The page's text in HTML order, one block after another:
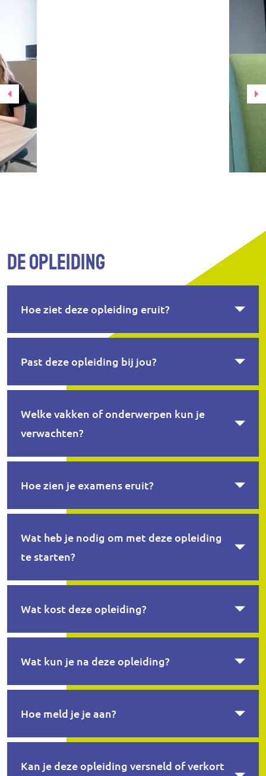
De opleiding
Hoe ziet deze opleiding eruit?
Past deze opleiding bij jou?
Welke vakken of onderwerpen kun je
verwachten?
Hoe zien je examens eruit?
Wat heb je nodig om met deze opleiding
te starten?
Wat kost deze opleiding?
Wat kun je na deze opleiding?
Hoe meld je je aan?
Kan je deze opleiding versneld of verkort